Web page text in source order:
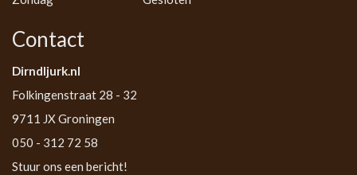
Contact
Dirndljurk.nl
Folkingenstraat 28 - 32
9711 JX Groningen
050 - 312 72 58
Stuur ons een bericht!